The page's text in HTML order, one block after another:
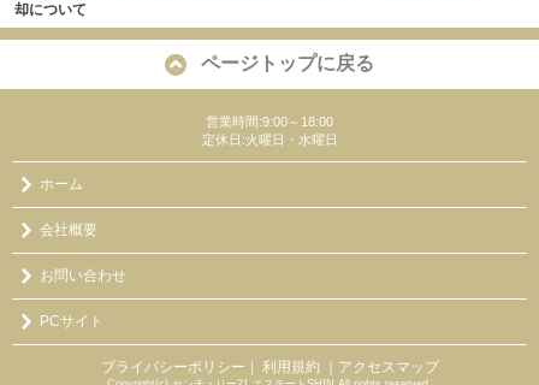
却について
ページトップに戻る
営業時間:9:00～18:00
定休日:火曜日・水曜日
ホーム
会社概要
お問い合わせ
PCサイト
プライバシーポリシー ｜ 利用規約 ｜アクセスマップ